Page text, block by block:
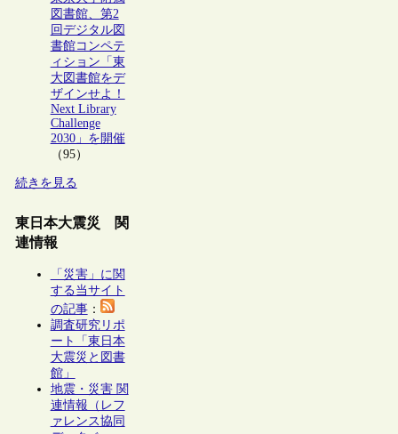
図書館、第2
回デジタル図
書館コンペテ
ィション「東
大図書館をデ
ザインせよ！
Next Library
Challenge
2030」を開催
（95）
続きを見る
東日本大震災 関
連情報
「災害」に関
する当サイト
の記事：
調査研究リポ
ート「東日本
大震災と図書
館」
地震・災害 関
連情報（レフ
ァレンス協同